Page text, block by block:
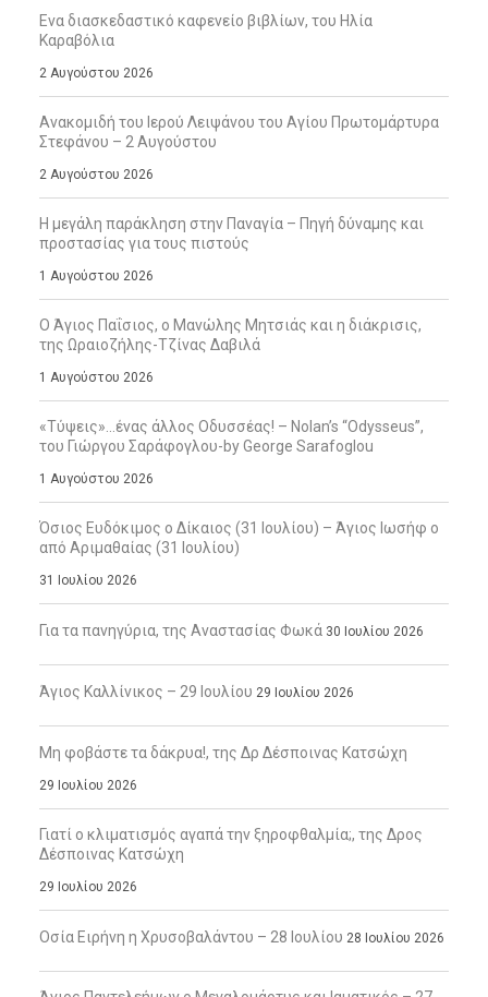
Ενα διασκεδαστικό καφενείο βιβλίων, του Ηλία
Καραβόλια
2 Αυγούστου 2026
Ανακομιδή του Ιερού Λειψάνου του Αγίου Πρωτομάρτυρα
Στεφάνου – 2 Αυγούστου
2 Αυγούστου 2026
Η μεγάλη παράκληση στην Παναγία – Πηγή δύναμης και
προστασίας για τους πιστούς
1 Αυγούστου 2026
Ο Άγιος Παΐσιος, ο Μανώλης Μητσιάς και η διάκρισις,
της Ωραιοζήλης-Τζίνας Δαβιλά
1 Αυγούστου 2026
«Τύψεις»…ένας άλλος Οδυσσέας! – Nolan’s “Odysseus”,
του Γιώργου Σαράφογλου-by George Sarafoglou
1 Αυγούστου 2026
Όσιος Ευδόκιμος ο Δίκαιος (31 Ιουλίου) – Άγιος Ιωσήφ ο
από Αριμαθαίας (31 Ιουλίου)
31 Ιουλίου 2026
Για τα πανηγύρια, της Αναστασίας Φωκά 30 Ιουλίου 2026
Άγιος Καλλίνικος – 29 Ιουλίου 29 Ιουλίου 2026
Μη φοβάστε τα δάκρυα!, της Δρ Δέσποινας Κατσώχη
29 Ιουλίου 2026
Γιατί ο κλιματισμός αγαπά την ξηροφθαλμία;, της Δρος
Δέσποινας Κατσώχη
29 Ιουλίου 2026
Οσία Ειρήνη η Χρυσοβαλάντου – 28 Ιουλίου 28 Ιουλίου 2026